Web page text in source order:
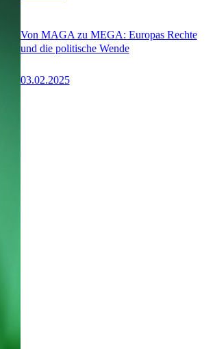
Von MAGA zu MEGA: Europas Rechte
und die politische Wende
03.02.2025